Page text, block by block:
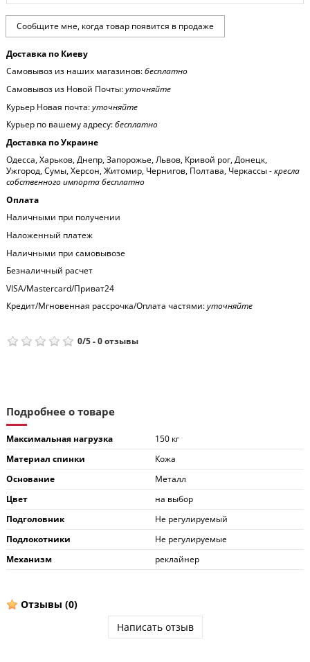
Доставка по Киеву
Самовывоз из наших магазинов:бесплатно
Самовывоз из Новой Почты:уточняйте
Курьер Новая почта:уточняйте
Курьер по вашему адресу:бесплатно
Доставка по Украине
Одесса, Харьков, Днепр, Запорожье, Львов, Кривой рог, Донецк,
Ужгород, Сумы, Херсон, Житомир, Чернигов, Полтава, Черкассы -кресла
собственного импорта бесплатно
Оплата
Наличными при получении
Наложенный платеж
Наличными при самовывозе
Безналичный расчет
VISA/Mastercard/Приват24
Кредит/Мгновенная рассрочка/Оплата частями:уточняйте
0/5-0отзывы
Подробнее о товаре
Максимальная нагрузка
150 кг
Материал спинки
Кожа
Основание
Металл
Цвет
на выбор
Подголовник
Не регулируемый
Подлокотники
Не регулируемые
Механизм
реклайнер
Отзывы (0)
Написать отзыв